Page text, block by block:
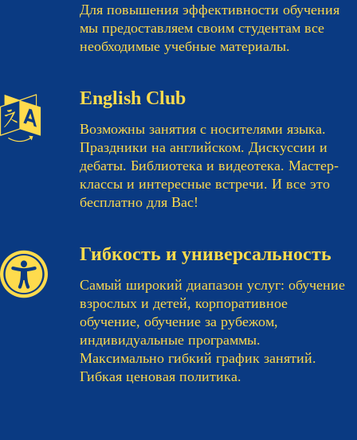
Для повышения эффективности обучения
мы предоставляем своим студентам все
необходимые учебные материалы.
English Club
Возможны занятия с носителями языка.
Праздники на английском. Дискуссии и
дебаты. Библиотека и видеотека. Мастер-
классы и интересные встречи. И все это
бесплатно для Вас!
Гибкость и универсальность
Самый широкий диапазон услуг: обучение
взрослых и детей, корпоративное
обучение, обучение за рубежом,
индивидуальные программы.
Максимально гибкий график занятий.
Гибкая ценовая политика.